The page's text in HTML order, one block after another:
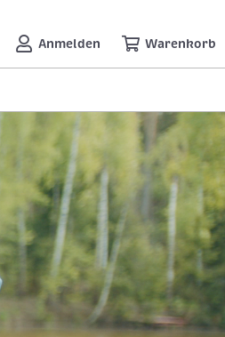
Anmelden Warenkorb